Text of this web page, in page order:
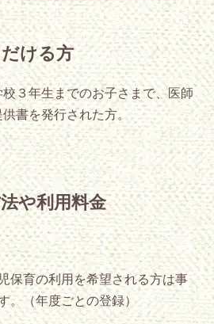
ける方
３年生までのお子さまで、医師
書を発行された方。
や利用料金
保育の利用を希望される方は事
。（年度ごとの登録）